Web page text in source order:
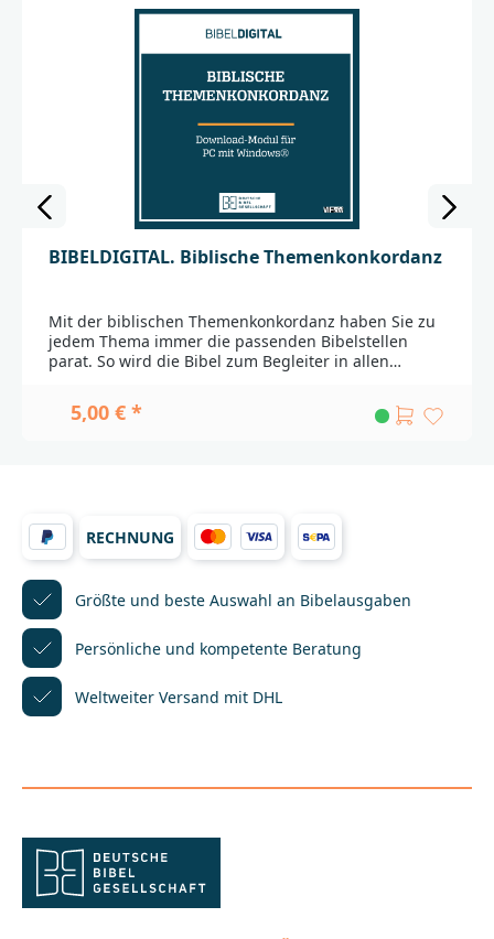
BIBELDIGITAL. Biblische Themenkonkordanz
Mit der biblischen Themenkonkordanz haben Sie zu
jedem Thema immer die passenden Bibelstellen
parat. So wird die Bibel zum Begleiter in allen
von Andachten und Gruppenstunden zum
Kinderspiel. Geben Sie einfach ein Stichwort aus
Bibelausgabe der Programmfamilien BIBELDIGITAL
oder "MFchi" sofort per Mausklick aufgeschlagen
werden.Kombinieren Sie die Biblische
Themenkonkordanz mit weiteren BIBELDIGITAL-
Produkten zur Komplettausstattung für
Andachtsvorbereitung und Bibelarbeit!Den
Download-Link erhalten Sie direkt nach Ihrer
Bestellung oder Sie können die Datei im Nachhinein
im Bereich "Ihr Konto" herunterladen. Eine
detaillierte Installationsanleitung, die Sie unbedingt
zusammen mit dem Download-Modul archivieren
5,00 € *
RECHNUNG
Größte und beste Auswahl an Bibelausgaben
Persönliche und kompetente Beratung
Weltweiter Versand mit DHL